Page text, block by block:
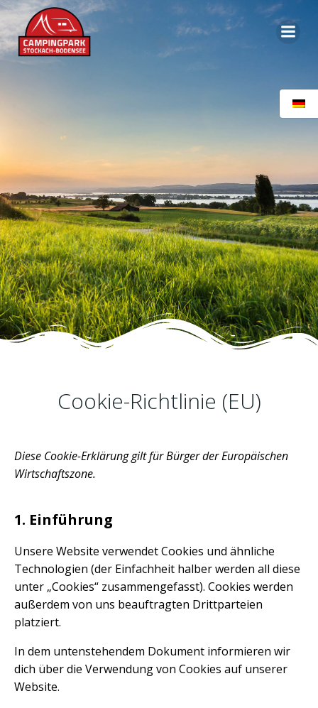
springen
Cookie-Richtlinie (EU)
Diese Cookie-Erklärung gilt für Bürger der Europäischen
Wirtschaftszone.
1. Einführung
Unsere Website verwendet Cookies und ähnliche
Technologien (der Einfachheit halber werden all diese
unter „Cookies“ zusammengefasst). Cookies werden
außerdem von uns beauftragten Drittparteien
platziert.
In dem untenstehendem Dokument informieren wir
dich über die Verwendung von Cookies auf unserer
Website.